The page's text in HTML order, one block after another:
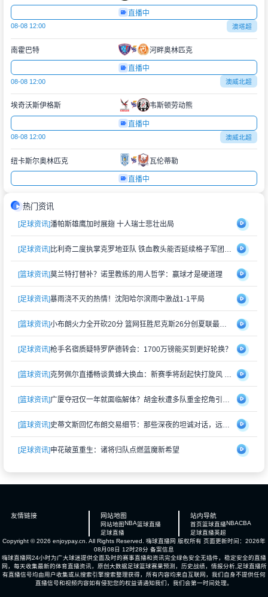
直播中
08-08 12:00 澳塔超
南霍巴特 河畔奥林匹克
直播中
08-08 12:00 澳威北超
埃奇沃斯伊格斯 韦斯顿劳动熊
直播中
08-08 12:00 澳威北超
纽卡斯尔奥林匹克 瓦伦蒂勒
直播中
热门资讯
[足球资讯]潘帕斯雄鹰加时展翅 十人瑞士悲壮出局
[足球资讯]
[篮球资讯]莫兰特打替补？诺里教练的用人哲学：赢球才是硬道理
[足球资讯]暴雨浇不灭的热情！沈阳哈尔滨雨中激战1-1平局
[篮球资讯] 小布朗火力全开砍20分 篮网狂胜尼克斯26分创夏联最大分差
[足球资讯]枪手名宿质疑特罗萨德转会：1700万镑能买到更好轮换？
[篮球资讯] 克努佩尔直播畅谈黄蜂大换血：新赛季将刮起快打旋风 射手群蓄势待发
[篮球资讯] 广厦夺冠仅一年就面临解体？胡金秋遭多队重金挖角引猜测
[篮球资讯] 史蒂文斯回忆布朗交易细节：那些深夜的坦诚对话，远比想象中复杂
[足球资讯]申花破茧重生：诸将归队点燃蓝魔新希望
友情链接 网站地图
网站地图 NBA篮球直播
足球直播
站内导航
首页篮球直播NBACBA
足球直播英超
Copyright © 2026 enjoypay.cn. All Rights Reserved. 嗨球直播网 版权所有 页面更新时间：2026年
08月08日 12时28分 备案信息
嗨球直播网24小时为广大球迷提供全面及时的赛事直播和资讯完全绿色安全无插件，稳定安全的直播
网，每天收集最新的体育直播资讯，原创大数据足球篮球赛果预测，历史战绩，情报分析,足球直播所
有直播信号均由用户收集或从搜索引擎搜索整理获得，所有内容均来自互联网，我们自身不提供任何
直播信号和视频内容如有侵犯您的权益请通知我们，我们会第一时间处理。